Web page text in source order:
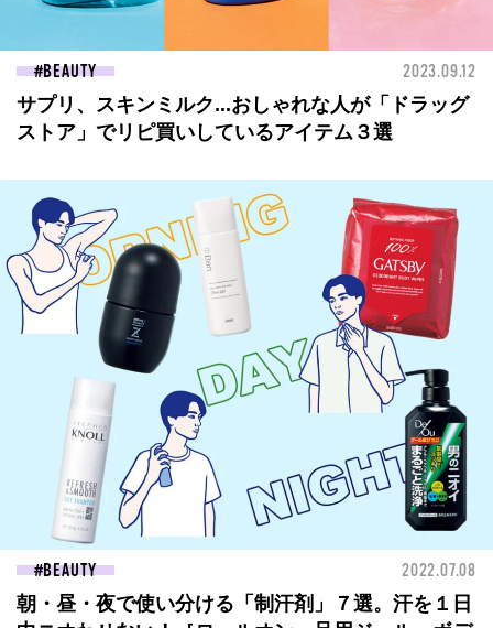
BEAUTY 2023.09.12
サプリ、スキンミルク...おしゃれな人が「ドラッグ
ストア」でリピ買いしているアイテム３選
BEAUTY 2022.07.08
朝・昼・夜で使い分ける「制汗剤」７選。汗を１日